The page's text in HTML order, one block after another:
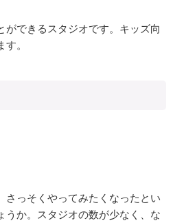
ができるスタジオです。キッズ向
。
さっそくやってみたくなったとい
うか。スタジオの数が少なく、な